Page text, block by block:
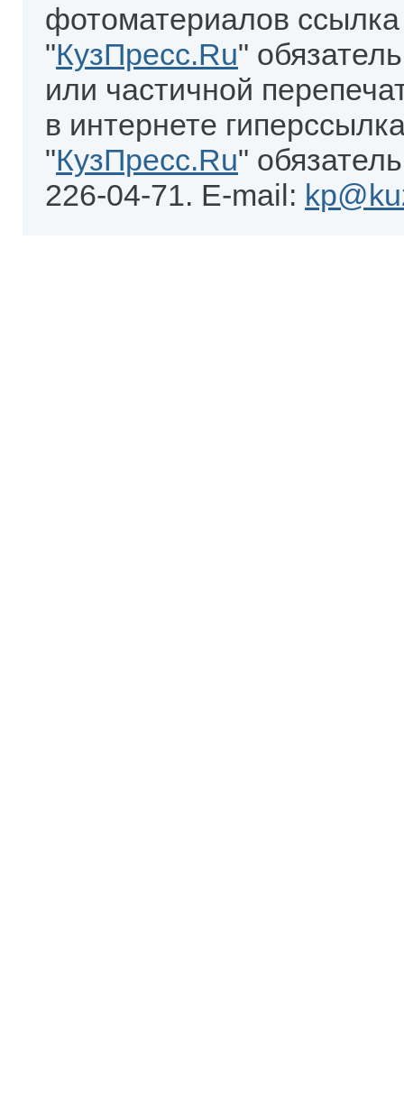
фотоматериалов
"КузПресс.Ru"
или частичной
в интернете
"КузПресс.Ru"
226-04-71. E-mail: